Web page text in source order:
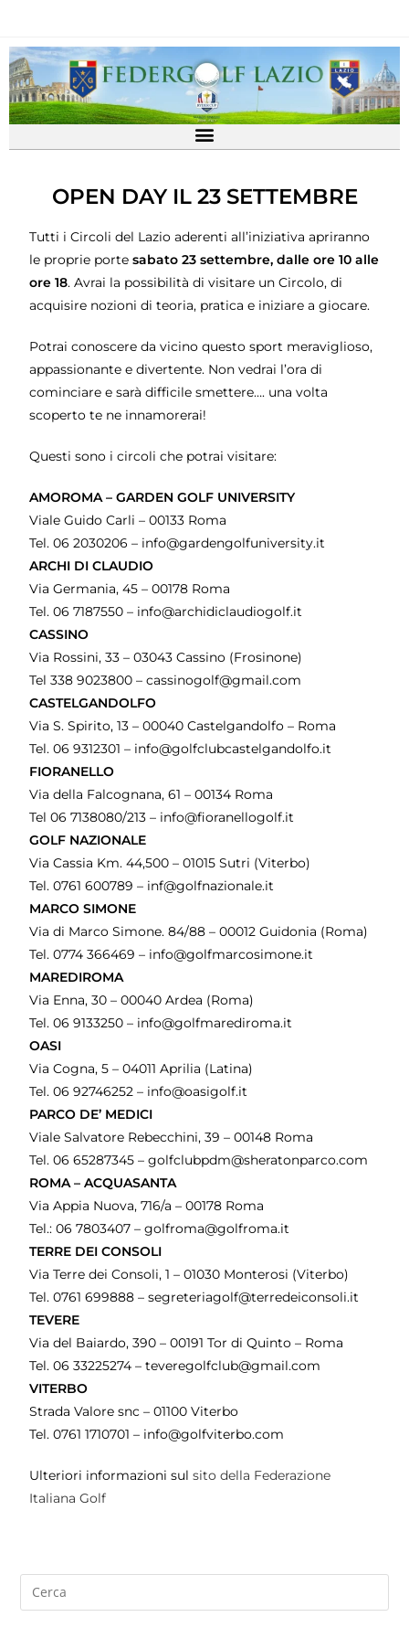
OPEN DAY IL 23 SETTEMBRE
Tutti i Circoli del Lazio aderenti all’iniziativa apriranno
le proprie portesabato 23 settembre, dalle ore 10 alle
ore 18. Avrai la possibilità di visitare un Circolo, di
acquisire nozioni di teoria, pratica e iniziare a giocare.
Potrai conoscere da vicino questo sport meraviglioso,
appassionante e divertente. Non vedrai l’ora di
cominciare e sarà difficile smettere…. una volta
scoperto te ne innamorerai!
Questi sono i circoli che potrai visitare:
AMOROMA – GARDEN GOLF UNIVERSITY
Viale Guido Carli – 00133 Roma
Tel. 06 2030206 – info@gardengolfuniversity.it
ARCHI DI CLAUDIO
Via Germania, 45 – 00178 Roma
Tel. 06 7187550 – info@archidiclaudiogolf.it
CASSINO
Via Rossini, 33 – 03043 Cassino (Frosinone)
Tel 338 9023800 – cassinogolf@gmail.com
CASTELGANDOLFO
Via S. Spirito, 13 – 00040 Castelgandolfo – Roma
Tel. 06 9312301 – info@golfclubcastelgandolfo.it
FIORANELLO
Via della Falcognana, 61 – 00134 Roma
Tel 06 7138080/213 – info@fioranellogolf.it
GOLF NAZIONALE
Via Cassia Km. 44,500 – 01015 Sutri (Viterbo)
Tel. 0761 600789 – inf@golfnazionale.it
MARCO SIMONE
Via di Marco Simone. 84/88 – 00012 Guidonia (Roma)
Tel. 0774 366469 – info@golfmarcosimone.it
MAREDIROMA
Via Enna, 30 – 00040 Ardea (Roma)
Tel. 06 9133250 – info@golfmarediroma.it
OASI
Via Cogna, 5 – 04011 Aprilia (Latina)
Tel. 06 92746252 – info@oasigolf.it
PARCO DE’ MEDICI
Viale Salvatore Rebecchini, 39 – 00148 Roma
Tel. 06 65287345 – golfclubpdm@sheratonparco.com
ROMA – ACQUASANTA
Via Appia Nuova, 716/a – 00178 Roma
Tel.: 06 7803407 – golfroma@golfroma.it
TERRE DEI CONSOLI
Via Terre dei Consoli, 1 – 01030 Monterosi (Viterbo)
Tel. 0761 699888 – segreteriagolf@terredeiconsoli.it
TEVERE
Via del Baiardo, 390 – 00191 Tor di Quinto – Roma
Tel. 06 33225274 – teveregolfclub@gmail.com
VITERBO
Strada Valore snc – 01100 Viterbo
Tel. 0761 1710701 – info@golfviterbo.com
Ulteriori informazioni sulsito della Federazione
Italiana Golf